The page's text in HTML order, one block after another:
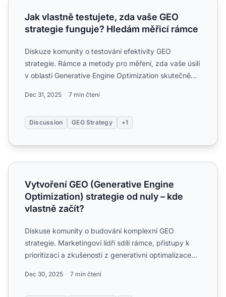
Jak vlastně testujete, zda vaše GEO
strategie funguje? Hledám měřicí rámce
Diskuze komunity o testování efektivity GEO
strategie. Rámce a metody pro měření, zda vaše úsilí
v oblasti Generative Engine Optimization skutečně
Dec 31, 2025 7 min čtení
Discussion GEO Strategy +1
Vytvoření GEO (Generative Engine Optimization)
Vytvoření GEO (Generative Engine
Optimization) strategie od nuly – kde
vlastně začít?
Diskuse komunity o budování komplexní GEO
strategie. Marketingoví lídři sdílí rámce, přístupy k
prioritizaci a zkušenosti z generativní optimalizace
Dec 30, 2025 7 min čtení